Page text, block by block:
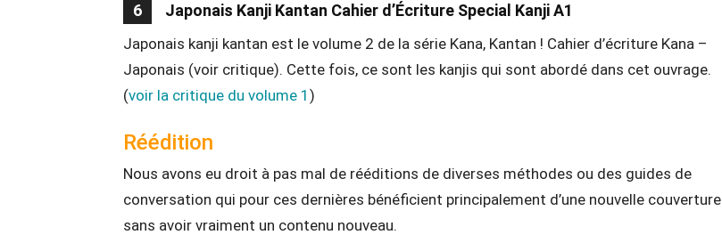
6 Japonais Kanji Kantan Cahier d’Écriture Special Kanji A1
Japonais kanji kantan est le volume 2 de la série Kana, Kantan ! Cahier d’écriture Kana –
Japonais (voir critique). Cette fois, ce sont les kanjis qui sont abordé dans cet ouvrage.
(voir la critique du volume 1 )
Réédition
Nous avons eu droit à pas mal de rééditions de diverses méthodes ou des guides de
conversation qui pour ces dernières bénéficient principalement d’une nouvelle couverture
sans avoir vraiment un contenu nouveau.